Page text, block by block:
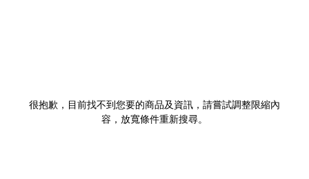
很抱歉，目前找不到您要的商品及資訊，請嘗試調整限縮內
容，放寬條件重新搜尋。